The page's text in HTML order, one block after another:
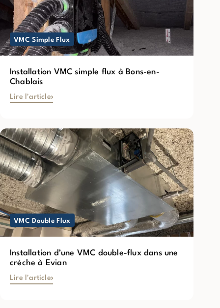
VMC Simple Flux
Installation VMC simple flux à Bons-en-
Chablais
Lire l'article
VMC Double Flux
Installation d’une VMC double-flux dans une
crèche à Evian
Lire l'article